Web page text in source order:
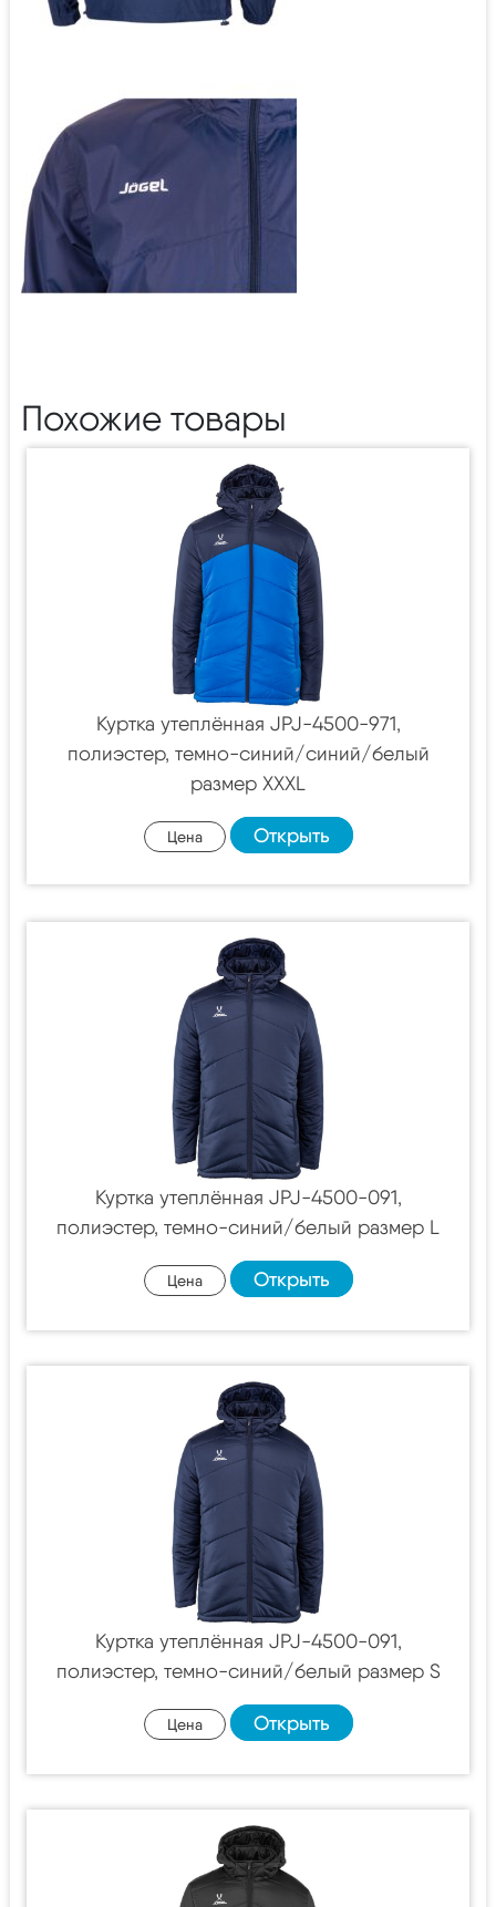
Похожие товары
Куртка утеплённая JPJ-4500-971,
полиэстер, темно-синий/синий/белый
размер XXXL
Цена Открыть
Куртка утеплённая JPJ-4500-091,
полиэстер, темно-синий/белый размер L
Цена Открыть
Куртка утеплённая JPJ-4500-091,
полиэстер, темно-синий/белый размер S
Цена Открыть